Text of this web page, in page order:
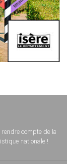
compte de la
nationale !